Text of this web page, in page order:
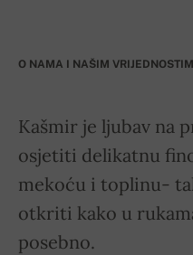
O NAMA I NAŠIM
Kašmir je ljubav na
osjetiti delikatnu
mekoću i toplinu-
otkriti kako u
posebno.